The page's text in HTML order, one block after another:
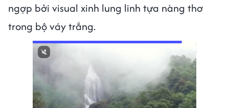
ngợp bởi visual xinh lung linh tựa nàng thơ
trong bộ váy trắng.